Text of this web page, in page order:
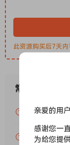
始声音特性的痕迹
特合成器构建模块
的颗粒合成器音色
步。
Grainferno is an
around a new
audio. Its next-
此资源购买后7天内
常见问题
VIP资源或
赞助包月
亲爱的用
感谢您一
为给您提